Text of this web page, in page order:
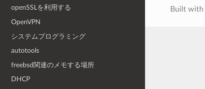
openSSLを利用する
OpenVPN
システムプログラミング
autotools
freebsd関連のメモする場所
DHCP
Built with